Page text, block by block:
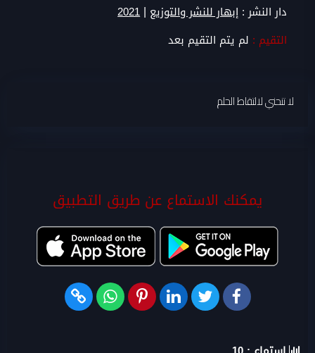
دار النشر : إبهار للنشر والتوزيع |
2021
التقيم : لم يتم التقيم بعد
لا تنحني لالتقاط الحلم
يمكنك الاستماع عن طريق التطبيق